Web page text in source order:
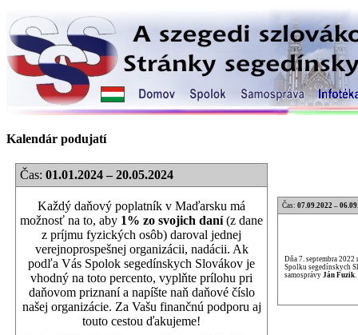
Kalendár podujatí
Čas: 01.01.2024 – 20.05.2024
Každý daňový poplatník v Maďarsku má
možnosť na to, aby 1% zo svojich daní(z dane
z príjmu fyzických osôb) daroval jednej
verejnoprospešnej organizácii, nadácii. Ak
podľa Vás Spolok segedínskych Slovákov je
vhodný na toto percento, vyplňte prílohu pri
daňovom priznaní a napíšte naň daňové číslo
našej organizácie. Za Vašu finančnú podporu aj
touto cestou ďakujeme!
Čas: 07.09.2022 –
Dňa 7. septembra
Spolku segedínskych
samosprávy Ján Fuzik